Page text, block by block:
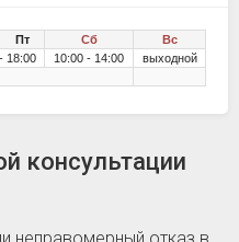
Пт Сб
Вс
18:00 10:00 - 14:00
выходной
консультации